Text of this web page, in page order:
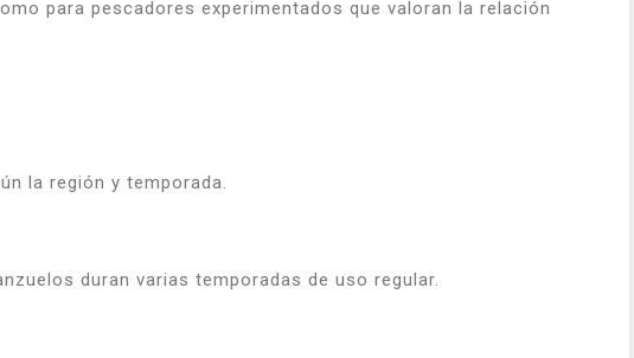
para pescadores experimentados que valoran la relación
la región y temporada.
duran varias temporadas de uso regular.